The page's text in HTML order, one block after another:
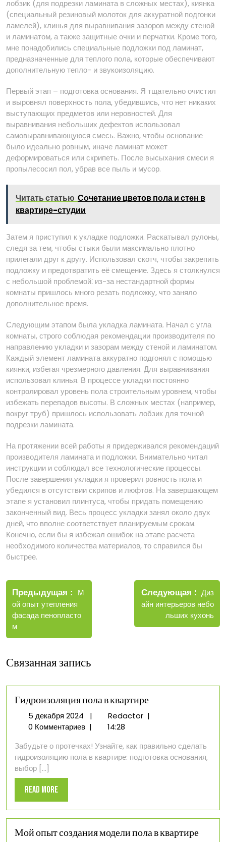
лобзик (для подрезки ламината в сложных местах), киянка
(специальный резиновый молоток для аккуратной подгонки
ламелей), клинья для выравнивания зазоров между стеной
и ламинатом, а также защитные очки и перчатки. Кроме того,
мне понадобились специальные подложки под ламинат,
предназначенные для теплого пола, которые обеспечивают
дополнительную тепло- и звукоизоляцию.
Первый этап – подготовка основания. Я тщательно очистил
и выровнял поверхность пола, убедившись, что нет никаких
выступающих предметов или неровностей. Для
выравнивания небольших дефектов использовал
самовыравнивающуюся смесь. Важно, чтобы основание
было идеально ровным, иначе ламинат может
деформироваться или скрипеть. После высыхания смеси я
пропылесосил пол, убрав все пыль и мусор.
Читать статью Сочетание цветов пола и стен в
квартире-студии
Затем я приступил к укладке подложки. Раскатывал рулоны,
следя за тем, чтобы стыки были максимально плотно
прилегали друг к другу. Использовал скотч, чтобы закрепить
подложку и предотвратить её смещение. Здесь я столкнулся
с небольшой проблемой⁚ из-за нестандартной формы
комнаты пришлось много резать подложку, что заняло
дополнительное время.
Следующим этапом была укладка ламината. Начал с угла
комнаты, строго соблюдая рекомендации производителя по
направлению укладки и зазорам между стеной и ламинатом.
Каждый элемент ламината аккуратно подгонял с помощью
киянки, избегая чрезмерного давления. Для выравнивания
использовал клинья. В процессе укладки постоянно
контролировал уровень пола строительным уровнем, чтобы
избежать перепадов высоты. В сложных местах (например,
вокруг труб) пришлось использовать лобзик для точной
подрезки ламината.
На протяжении всей работы я придерживался рекомендаций
производителя ламината и подложки. Внимательно читал
инструкции и соблюдал все технологические процессы.
После завершения укладки я проверил ровность пола и
убедился в отсутствии скрипов и люфтов. На завершающем
этапе я установил плинтуса, чтобы придать помещению
законченный вид. Весь процесс укладки занял около двух
дней, что вполне соответствует планируемым срокам.
Конечно, если бы я избежал ошибок на этапе расчета
необходимого количества материалов, то справился бы
быстрее.
Навигация
по
записям
Предыдущая
Старые
М
ой опыт утепления
фасада пенопласто
м
Следующая
Новые
записи
Диз
айн интерьеров небо
льших кухонь
Связанная запись
Гидроизоляция пола в квартире
5 декабря 20245
декабря
| RedactorГидроизоляция
квартире
|
0 Комментариев |
14:28
Забудьте о протечках! Узнайте, как правильно сделать
гидроизоляцию пола в квартире: подготовка основания,
выбор [...]
Read MoreRead
More
Мой опыт создания модели пола в квартире